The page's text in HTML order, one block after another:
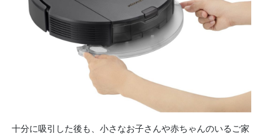
十分に吸引した後も、小さなお子さんや赤ちゃんのいるご家